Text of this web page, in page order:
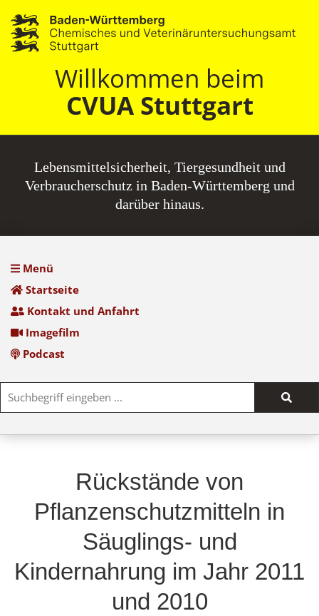
Willkommen beim
CVUA Stuttgart
Lebensmittel­sicherheit, Tiergesundheit und
Verbraucherschutz in Baden-Württemberg und
darüber hinaus.
Menü
Startseite
Kontakt und Anfahrt
Imagefilm
Podcast
Rückstände von
Pflanzenschutzmitteln in
Säuglings- und
Kindernahrung im Jahr 2011
und 2010